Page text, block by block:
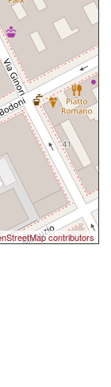
contributors